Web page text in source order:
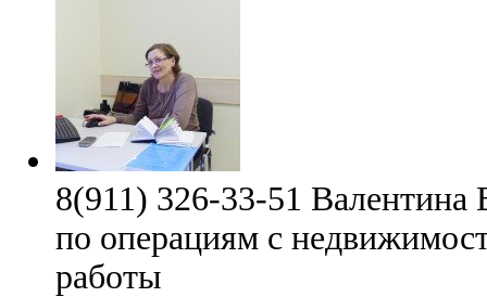
8(911) 326-33-51 Валентина
по операциям с
работы